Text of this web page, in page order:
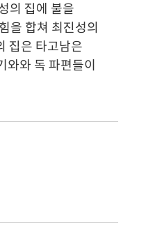
의 집에 불을
을 합쳐 최진성의
집은 타고남은
와 독 파편들이